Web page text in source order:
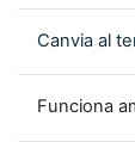
Canvia al
Funciona